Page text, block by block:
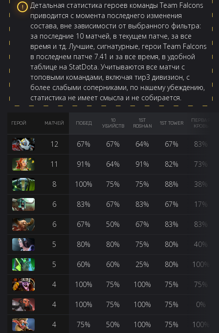
Детальная статистика героев команды Team Falcons
приводится с момента последнего изменения
состава, вне зависимости от выбранного фильтра:
за последние 10 матчей, в текущем патче, за все
время и тд. Лучшие, сигнатурные, герои Team Falcons
в последнем патче 7.41 и за все время, в удобной
таблице на StatDota. Учитываются все матчи с
топовыми командами, включая тир3 дивизион, с
более слабыми соперниками, по нашему убеждению,
статистика не имеет смысла и не собирается.
ГЕРОЙ МАТЧЕЙ ПОБЕД
10
УБИЙСТВ
1ST
ROSHAN
1ST TOWER
ПЕРВАЯ
КРОВЬ
12 67% 67% 64% 67% 83%
11 91% 64% 91% 82% 73%
8 100% 75% 75% 88% 38%
6 83% 67% 83% 67% 17%
6 67% 50% 67% 83% 83%
5 80% 80% 75% 80% 40%
5 60% 60% 25% 80% 100%
4 100% 75% 100% 75% 75%
4 100% 75% 100% 75% 0%
4 75% 50% 100% 75% 100%